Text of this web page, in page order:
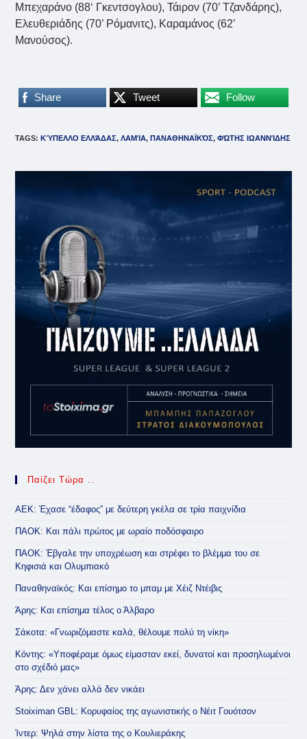
Μπεχαράνο (88‘ Γκεντσογλου), Τάιρον (70’ Τζανδάρης),
Ελευθεριάδης (70’ Ρόμανιτς), Καραμάνος (62’
Μανούσος).
Share Tweet Follow
TAGS:ΚΎΠΕΛΛΟ ΕΛΛΆΔΑΣ, ΛΑΜΊΑ, ΠΑΝΑΘΗΝΑΪΚΌΣ, ΦΏΤΗΣ ΙΩΑΝΝΊΔΗΣ
Παίζει Τώρα ..
ΑΕΚ: Έχασε “έδαφος” με δεύτερη γκέλα σε τρία παιχνίδια
ΠΑΟΚ: Και πάλι πρώτος με ωραίο ποδόσφαιρο
ΠΑΟΚ: Έβγαλε την υποχρέωση και στρέφει το βλέμμα του σε
Κηφισιά και Ολυμπιακό
Παναθηναϊκός: Και επίσημο το μπαμ με Χέιζ Ντέιβις
Άρης: Και επίσημα τέλος ο Άλβαρο
Σάκοτα: «Γνωριζόμαστε καλά, θέλουμε πολύ τη νίκη»
Κόντης: «Υποφέραμε όμως είμασταν εκεί, δυνατοί και προσηλωμένοι
στο σχέδιό μας»
Άρης: Δεν χάνει αλλά δεν νικάει
Stoiximan GBL: Κορυφαίος της αγωνιστικής ο Νέιτ Γουότσον
Ίντερ: Ψηλά στην λίστα της ο Κουλιεράκης